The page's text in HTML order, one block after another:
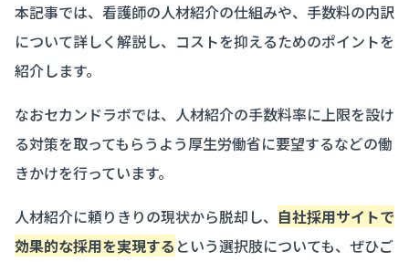
本記事では、看護師の人材紹介の仕組みや、手数料の内訳
について詳しく解説し、コストを抑えるためのポイントを
紹介します。
なおセカンドラボでは、人材紹介の手数料率に上限を設け
る対策を取ってもらうよう厚生労働省に要望するなどの働
きかけを行っています。
人材紹介に頼りきりの現状から脱却し、 自社採用サイトで
効果的な採用を実現する という選択肢についても、ぜひご